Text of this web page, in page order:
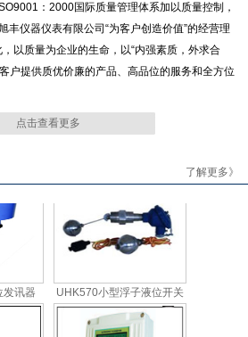
：2000国际质量管理体系加以质量控制，
丰仪器仪表有限公司“为客户创造价值”的经营理
以质量为企业的生命，以“内强素质，外求合
户提供质优价廉的产品、高品位的服务和全方位
点击查看更多
了解更多》
讯器 UHK570小型浮子液位开关